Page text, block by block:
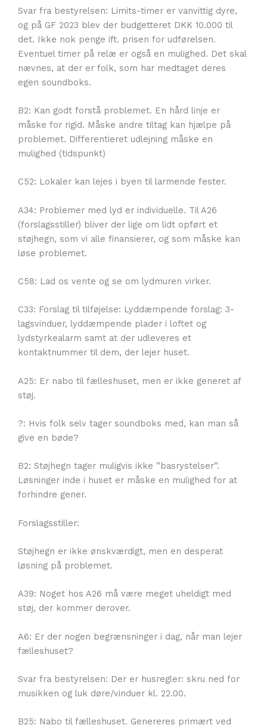
Svar fra bestyrelsen: Limits-timer er vanvittig dyre,
og på GF 2023 blev der budgetteret DKK 10.000 til
det. Ikke nok penge ift. prisen for udførelsen.
Eventuel timer på relæ er også en mulighed. Det skal
nævnes, at der er folk, som har medtaget deres
egen soundboks.
B2: Kan godt forstå problemet. En hård linje er
måske for rigid. Måske andre tiltag kan hjælpe på
problemet. Differentieret udlejning måske en
mulighed (tidspunkt)
C52: Lokaler kan lejes i byen til larmende fester.
A34: Problemer med lyd er individuelle. Til A26
(forslagsstiller) bliver der lige om lidt opført et
støjhegn, som vi alle finansierer, og som måske kan
løse problemet.
C58: Lad os vente og se om lydmuren virker.
C33: Forslag til tilføjelse: Lyddæmpende forslag: 3-
lagsvinduer, lyddæmpende plader i loftet og
lydstyrkealarm samt at der udleveres et
kontaktnummer til dem, der lejer huset.
A25: Er nabo til fælleshuset, men er ikke generet af
støj.
?: Hvis folk selv tager soundboks med, kan man så
give en bøde?
B2: Støjhegn tager muligvis ikke ”basrystelser”.
Løsninger inde i huset er måske en mulighed for at
forhindre gener.
Forslagsstiller:
Støjhegn er ikke ønskværdigt, men en desperat
løsning på problemet.
A39: Noget hos A26 må være meget uheldigt med
støj, der kommer derover.
A6: Er der nogen begrænsninger i dag, når man lejer
fælleshuset?
Svar fra bestyrelsen: Der er husregler: skru ned for
musikken og luk døre/vinduer kl. 22.00.
B25: Nabo til fælleshuset. Genereres primært ved